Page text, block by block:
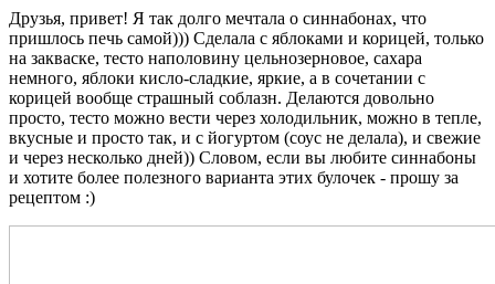
Друзья, привет! Я так долго мечтала о синнабонах, что
пришлось печь самой))) Сделала с яблоками и корицей, только
на закваске, тесто наполовину цельнозерновое, сахара
немного, яблоки кисло-сладкие, яркие, а в сочетании с
корицей вообще страшный соблазн. Делаются довольно
просто, тесто можно вести через холодильник, можно в тепле,
вкусные и просто так, и с йогуртом (соус не делала), и свежие
и через несколько дней)) Словом, если вы любите синнабоны
и хотите более полезного варианта этих булочек - прошу за
рецептом :)